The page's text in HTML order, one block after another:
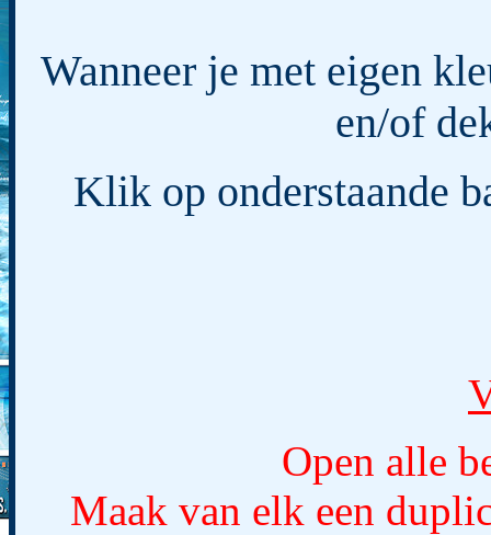
Wanneer je met eigen
en/of
Klik op onderstaande
Open alle
Maak van elk een